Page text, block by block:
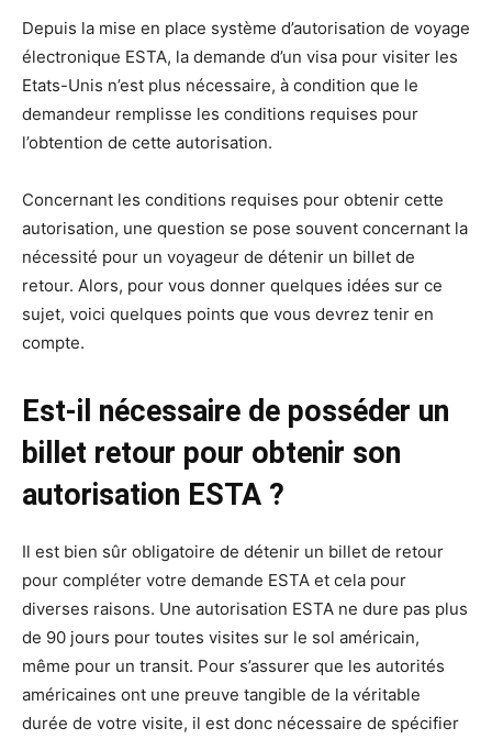
Depuis la mise en place système d’autorisation de voyage
électronique ESTA, la demande d’un visa pour visiter les
Etats-Unis n’est plus nécessaire, à condition que le
demandeur remplisse les conditions requises pour
l’obtention de cette autorisation.
Concernant les conditions requises pour obtenir cette
autorisation, une question se pose souvent concernant la
nécessité pour un voyageur de détenir un billet de
retour. Alors, pour vous donner quelques idées sur ce
sujet, voici quelques points que vous devrez tenir en
compte.
Est-il nécessaire de posséder un
billet retour pour obtenir son
autorisation ESTA ?
Il est bien sûr obligatoire de détenir un billet de retour
pour compléter votre demande ESTA et cela pour
diverses raisons. Une autorisation ESTA ne dure pas plus
de 90 jours pour toutes visites sur le sol américain,
même pour un transit. Pour s’assurer que les autorités
américaines ont une preuve tangible de la véritable
durée de votre visite, il est donc nécessaire de spécifier